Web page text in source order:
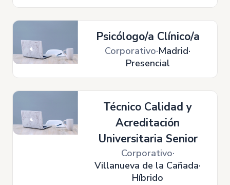
Psicólogo/a Clínico/a
Corporativo Madrid
Presencial
Técnico Calidad y
Acreditación
Universitaria Senior
Corporativo
Villanueva de la Cañada
Híbrido